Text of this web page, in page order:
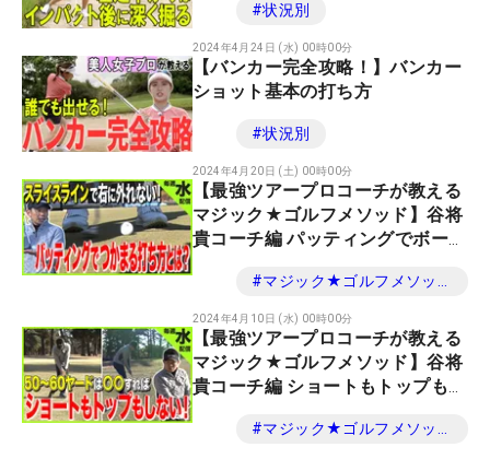
#状況別
2024年4月24日 (水) 00時00分
【バンカー完全攻略！】バンカー
ショット基本の打ち方
#状況別
2024年4月20日 (土) 00時00分
【最強ツアープロコーチが教える
マジック★ゴルフメソッド】谷将
貴コーチ編 パッティングでボール
#マジック★ゴルフメソッド
2024年4月10日 (水) 00時00分
【最強ツアープロコーチが教える
マジック★ゴルフメソッド】谷将
貴コーチ編 ショートもトップもし
#マジック★ゴルフメソッド